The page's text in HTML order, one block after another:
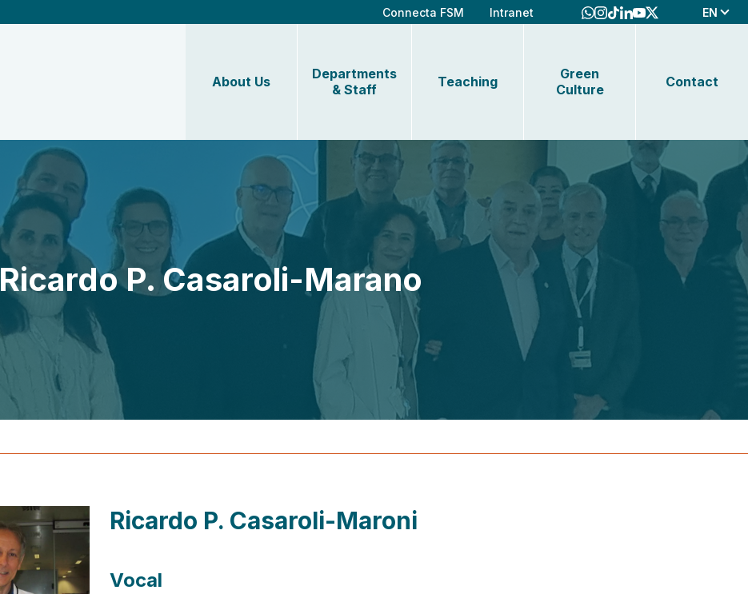
Connecta FSM Intranet EN
About Us
Departments
& Staff
Teaching
Green
Culture
Contact
Ricardo P. Casaroli-Marano
Ricardo P. Casaroli-Maroni
Vocal